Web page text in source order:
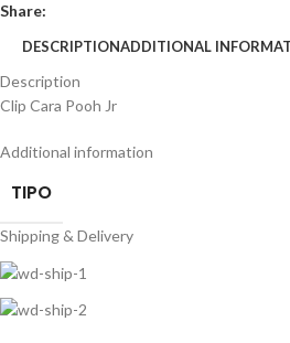
Share:
DESCRIPTIONADDITIONAL
Description
Clip Cara Pooh Jr
Additional information
TIPO
Shipping & Delivery